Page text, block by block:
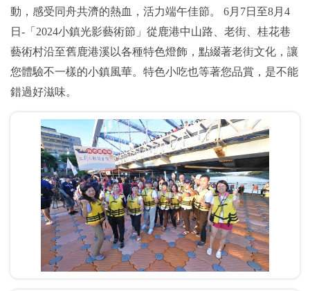
動，感受同舟共濟的熱血，活力端午佳節。 6月7日至8月4
日-「2024小鎮光影藝術節」從鹿港中山路、老街、桂花巷
藝術村沿至舊鹿港溪以各種特色燈飾，點綴著老街文化，讓
您體驗不一樣的小鎮風華。特色小吃也等著您品賞，是不能
錯過好滋味。